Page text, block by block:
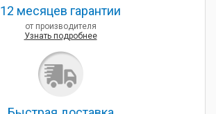
12 месяцев гарантии
от производителя
Узнать подробнее